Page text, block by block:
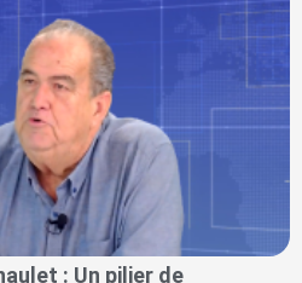
: Un pilier de